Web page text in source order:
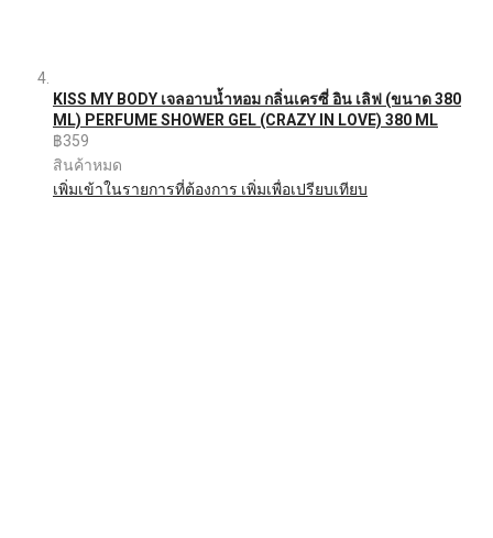
KISS MY BODY เจลอาบน้ำหอม กลิ่นเครซี่ อิน เลิฟ (ขนาด 380
ML) PERFUME SHOWER GEL (CRAZY IN LOVE) 380 ML
฿359
สินค้าหมด
เพิ่มเข้าในรายการที่ต้องการ เพิ่มเพื่อเปรียบเทียบ